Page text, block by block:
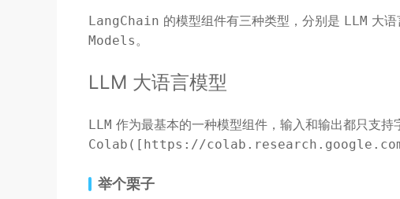
LangChain 的模型组件有三种类型，分别是 LLM 大语
Models。
LLM 大语言模型
LLM 作为最基本的一种模型组件，输入和输出都只支
Colab([https://
举个栗子